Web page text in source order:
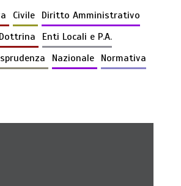
Civile Diritto Amministrativo
Dottrina
Enti Locali e P.A.
Nazionale Normativa